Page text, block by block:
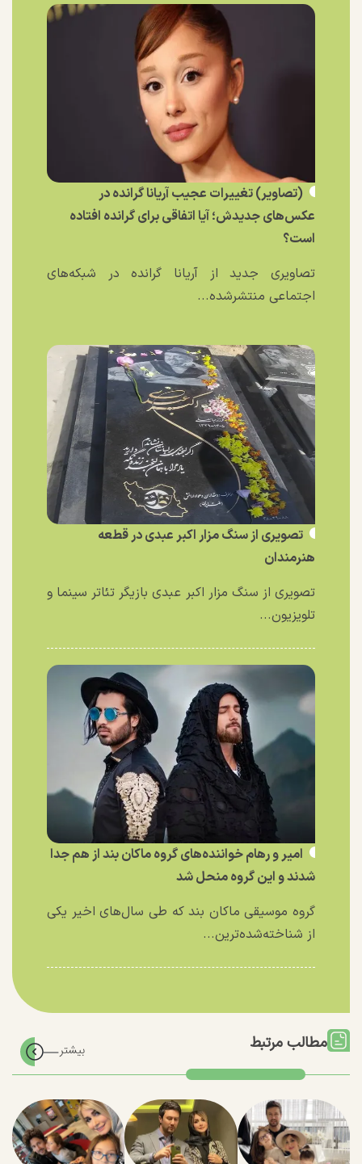
(تصاویر) تغییرات عجیب آریانا گرانده در
عکس‌های جدیدش؛ آیا اتفاقی برای گرانده افتاده
است؟
تصاویری جدید از آریانا گرانده در شبکه‌های
اجتماعی منتشرشده...
تصویری از سنگ مزار اکبر عبدی در قطعه
هنرمندان
تصویری از سنگ مزار اکبر عبدی بازیگر تئاتر سینما و
تلویزیون...
امیر و رهام خواننده‌های گروه ماکان بند از هم جدا
شدند و این گروه منحل شد
گروه موسیقی ماکان بند که طی سال‌های اخیر یکی
از شناخته‌شده‌ترین...
مطالب مرتبط